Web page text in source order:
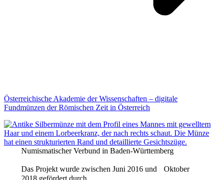
Österreichische Akademie der Wissenschaften – digitale
Fundmünzen der Römischen Zeit in Österreich
Numismatischer Verbund in Baden-Württemberg
Das Projekt wurde zwischen Juni 2016 und Oktober
2018 gefördert durch